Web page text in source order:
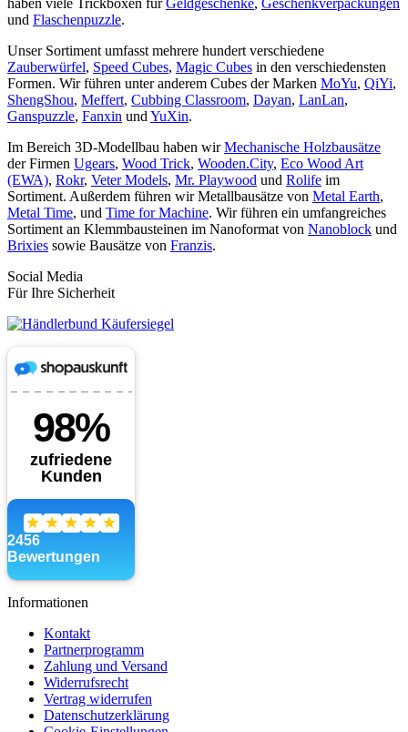
haben viele Trickboxen fürGeldgeschenke, Geschenkverpackungen
und Flaschenpuzzle.
Unser Sortiment umfasst mehrere hundert verschiedene
Zauberwürfel, Speed Cubes, Magic Cubes in den verschiedensten
Formen. Wir führen unter anderem Cubes der Marken MoYu, QiYi,
ShengShou, Meffert, Cubbing Classroom, Dayan, LanLan,
Ganspuzzle, Fanxin und YuXin.
Im Bereich 3D-Modellbau haben wirMechanische Holzbausätze
der Firmen Ugears, Wood Trick, Wooden.City, Eco Wood Art
(EWA), Rokr, Veter Models, Mr. Playwood und Rolife im
Sortiment. Außerdem führen wir Metallbausätze von Metal Earth,
Metal Time, und Time for Machine. Wir führen ein umfangreiches
Sortiment an Klemmbausteinen im Nanoformat von Nanoblock und
Brixies sowie Bausätze von Franzis.
Social Media
Für Ihre Sicherheit
Informationen
Kontakt
Partnerprogramm
Zahlung und Versand
Widerrufsrecht
Vertrag widerrufen
Datenschutzerklärung